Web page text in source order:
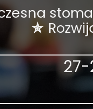
✮
27-